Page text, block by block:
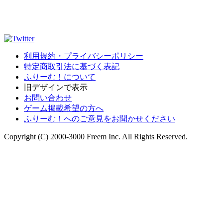
利用規約・プライバシーポリシー
特定商取引法に基づく表記
ふりーむ！について
旧デザインで表示
お問い合わせ
ゲーム掲載希望の方へ
ふりーむ！へのご意見をお聞かせください
Copyright (C) 2000-3000 Freem Inc. All Rights Reserved.